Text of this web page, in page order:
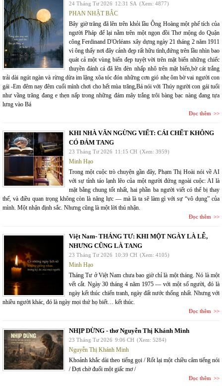
24 Tháng Tư 2026 12:31 SA (Xem: 4877)
PHAN NHẬT BẮC
Bây giờ trăng đã lên trên khỏi lầu Ông Hoàng một phế tích của
người Pháp để lại nằm trên một ngọn đồi Thơ mộng do Quận
công Ferdinand D'Orléans xây dựng ngày 21 tháng 2 năm 1911
vì ông thấy nơi đây cảnh đẹp rất hữu tình,đứng trên lầu nhìn bao
quát cả một vùng biển đẹp tuyệt vời trên mặt biển những chiếc
thuyền đánh cá đã lên đèn nhấp nhô trên mặt biển,bờ cát trắng
trải dài ngút ngàn và rừng dừa im lặng xõa tóc đón những cơn gió nhẹ ôm bờ vai người con
gái -Em đêm nay đêm cuối mình chơi cho hết mùa trăng,Bá nói với Thúy người con gái tuổi
như vầng trăng đang e thẹn nấp trong những đám mây trắng trôi bàng bạc nàng đang tựa
lưng vào Bá
Đọc thêm
KHI NHÀ VĂN NGỪNG VIẾT: CÁI CHẾT KHÔNG
CÓ ĐÁM TANG
23 Tháng Tư 2026 11:15 CH (Xem: 3959)
Minh Hạo
Trong một cuộc trò chuyện gần đây, Phạm Thị Hoài nói về AI
với sự tỉnh táo lạnh lẽo của một người đứng ngoài cuộc: AI là
mặt bằng chung tốt nhất, hai phần ba người viết có thể bị thay
thế, và điều quan trọng không còn là năng lực — mà là ta sẽ làm gì với sự “vô dụng” của
mình. Một nhận định sắc. Nhưng cũng là một lời thú nhận.
Đọc thêm
Việt Nam- THÁNG TƯ: KHI MỘT NGÀY LÀ LỄ,
NHƯNG CŨNG LÀ TANG
23 Tháng Tư 2026 10:39 CH (Xem: 4105)
Minh Hạo
Tháng Tư ở Việt Nam chưa bao giờ chỉ là một tháng. Nó là một
vết cắt. Ngày 30 tháng 4 năm 1975 — với một số người, đó là
ngày kết thúc chiến tranh, ngày đất nước thống nhất. Nhưng với
nhiều người khác, đó là ngày mọi thứ họ biết… kết thúc.
Đọc thêm
NHỊP DỪNG - thơ Nguyễn Thị Khánh Minh
23 Tháng Tư 2026 9:06 CH (Xem: 5284)
Nguyễn Thị Khánh Minh
Khoảnh khắc dài theo tiếng gọi / Rốt lại một chiều câm tiếng nói
/ Đợi chờ đuối một giấc mơ /
Đọc thêm